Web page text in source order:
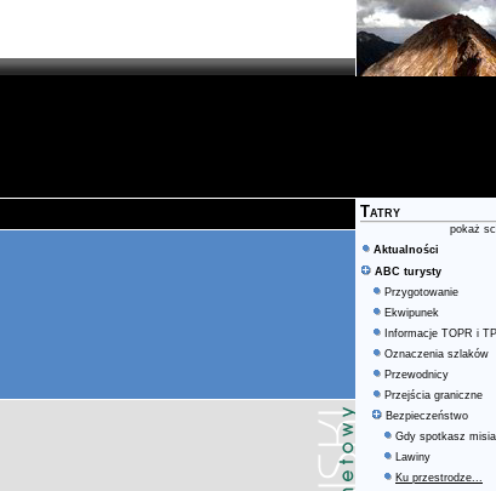
Tatry
pokaż
Aktualności
ABC turysty
Przygotowanie
Ekwipunek
Informacje TOPR i
Oznaczenia szlaków
Przewodnicy
Przejścia graniczne
Bezpieczeństwo
Gdy spotkasz
Lawiny
Ku przestrodze...